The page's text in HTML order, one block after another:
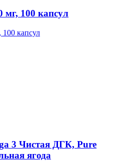
мг, 100 капсул
3 Чистая ДГК, Pure
ягода